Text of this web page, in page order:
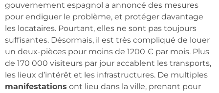
gouvernement espagnol a annoncé des mesures
pour endiguer le problème, et protéger davantage
les locataires. Pourtant, elles ne sont pas toujours
suffisantes. Désormais, il est très compliqué de louer
un deux-pièces pour moins de 1200 € par mois. Plus
de 170 000 visiteurs par jour accablent les transports,
les lieux d’intérêt et les infrastructures. De multiples
manifestations ont lieu dans la ville, prenant pour